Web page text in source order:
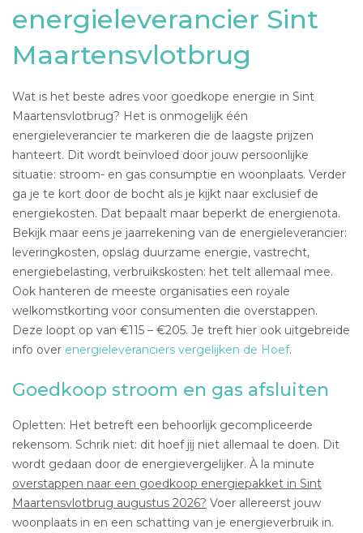
energieleverancier Sint
Maartensvlotbrug
Wat is het beste adres voor goedkope energie in Sint
Maartensvlotbrug? Het is onmogelijk één
energieleverancier te markeren die de laagste prijzen
hanteert. Dit wordt beïnvloed door jouw persoonlijke
situatie: stroom- en gas consumptie en woonplaats. Verder
ga je te kort door de bocht als je kijkt naar exclusief de
energiekosten. Dat bepaalt maar beperkt de energienota.
Bekijk maar eens je jaarrekening van de energieleverancier:
leveringkosten, opslag duurzame energie, vastrecht,
energiebelasting, verbruikskosten: het telt allemaal mee.
Ook hanteren de meeste organisaties een royale
welkomstkorting voor consumenten die overstappen.
Deze loopt op van €115 – €205. Je treft hier ook uitgebreide
info over energieleveranciers vergelijken de Hoef.
Goedkoop stroom en gas afsluiten
Opletten: Het betreft een behoorlijk gecompliceerde
rekensom. Schrik niet: dit hoef jij niet allemaal te doen. Dit
wordt gedaan door de energievergelijker. À la minute
overstappen naar een goedkoop energiepakket in Sint
Maartensvlotbrug augustus 2026? Voer allereerst jouw
woonplaats in en een schatting van je energieverbruik in.